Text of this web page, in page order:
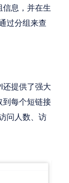
信息，并在生
过分组来查
还提供了强大
到每个短链接
问人数、访